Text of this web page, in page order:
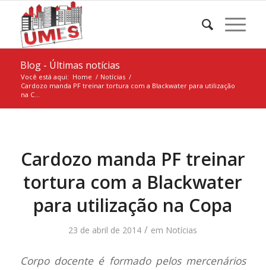
Blog - Últimas notícias
Você está aqui: Home / Notícias /
Cardozo manda PF treinar tortura com a Blackwater para utilização
na C...
Cardozo manda PF treinar
tortura com a Blackwater
para utilização na Copa
23 de abril de 2014 / em Notícias
Corpo docente é formado pelos mercenários